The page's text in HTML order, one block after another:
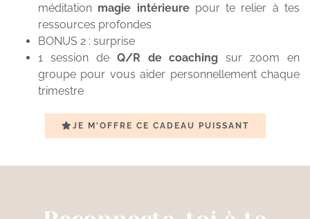
méditation magie intérieure pour te relier à tes
ressources profondes
BONUS 2 : surprise
1 session de Q/R de coaching sur zoom en
groupe pour vous aider personnellement chaque
trimestre
JE M'OFFRE CE CADEAU PUISSANT